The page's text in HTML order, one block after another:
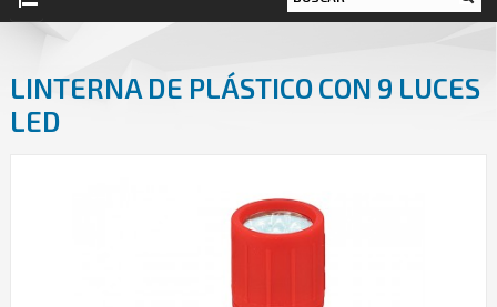
BOMBILLAS
LINTERNA DE PLÁSTICO CON 9 LUCES
LED